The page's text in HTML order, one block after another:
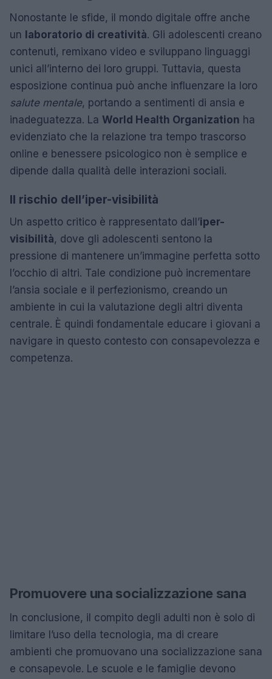
Nonostante le sfide, il mondo digitale offre anche
un laboratorio di creatività. Gli adolescenti creano
contenuti, remixano video e sviluppano linguaggi
unici all’interno dei loro gruppi. Tuttavia, questa
esposizione continua può anche influenzare la loro
salute mentale, portando a sentimenti di ansia e
inadeguatezza. La World Health Organization ha
evidenziato che la relazione tra tempo trascorso
online e benessere psicologico non è semplice e
dipende dalla qualità delle interazioni sociali.
Il rischio dell’iper-visibilità
Un aspetto critico è rappresentato dall’iper-
visibilità, dove gli adolescenti sentono la
pressione di mantenere un’immagine perfetta sotto
l’occhio di altri. Tale condizione può incrementare
l’ansia sociale e il perfezionismo, creando un
ambiente in cui la valutazione degli altri diventa
centrale. È quindi fondamentale educare i giovani a
navigare in questo contesto con consapevolezza e
competenza.
Promuovere una socializzazione sana
In conclusione, il compito degli adulti non è solo di
limitare l’uso della tecnologia, ma di creare
ambienti che promuovano una socializzazione sana
e consapevole. Le scuole e le famiglie devono